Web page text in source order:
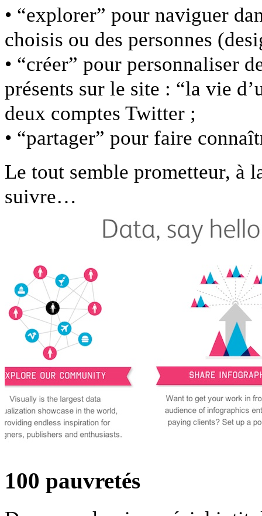
• “explorer” pour naviguer
choisis ou des personnes
• “créer” pour personnaliser
présents sur le site : “la vie
deux comptes Twitter ;
• “partager” pour faire
Le tout semble prometteur, à
suivre…
100 pauvretés